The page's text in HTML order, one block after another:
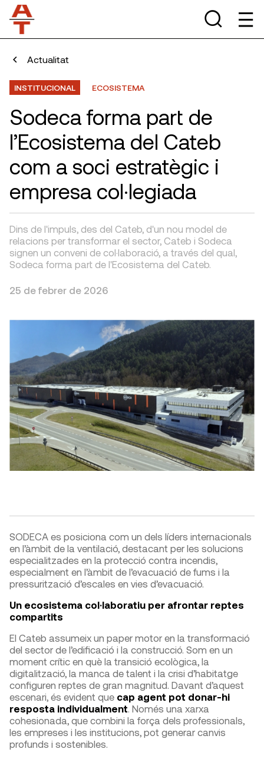
Actualitat
INSTITUCIONAL ECOSISTEMA
Sodeca forma part de
l’Ecosistema del Cateb
com a soci estratègic i
empresa col·legiada
Dins de l'impuls, des del Cateb, d'un nou model de
relacions per transformar el sector, Cateb i Sodeca
signen un conveni de col·laboració, a través del qual,
Sodeca forma part de l'Ecosistema del Cateb.
25 de febrer de 2026
SODECA es posiciona com un dels líders internacionals
en l’àmbit de la ventilació, destacant per les solucions
especialitzades en la protecció contra incendis,
especialment en l’àmbit de l’evacuació de fums i la
pressurització d’escales en vies d’evacuació.
Un ecosistema col·laboratiu per afrontar reptes
compartits
El Cateb assumeix un paper motor en la transformació
del sector de l’edificació i la construcció. Som en un
moment crític en què la transició ecològica, la
digitalització, la manca de talent i la crisi d’habitatge
configuren reptes de gran magnitud. Davant d’aquest
escenari, és evident que cap agent pot donar-hi
resposta individualment . Només una xarxa
cohesionada, que combini la força dels professionals,
les empreses i les institucions, pot generar canvis
profunds i sostenibles.